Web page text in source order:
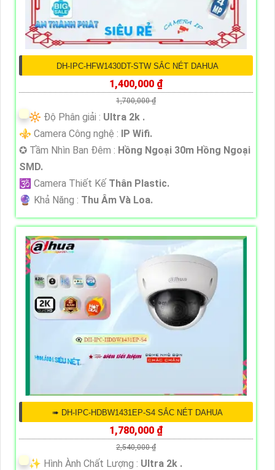
DH-IPC-HFW1430DT-STW SẮC NÉT DAHUA
1,400,000 ₫
1,700,000 ₫
🔆 Độ Phân giải : Ultra 2k .
⚜️ Camera Công nghệ : IP Wifi.
✪ Tầm Nhìn Ban Đêm : Hồng Ngoại 30m Hồng Ngoại
SMD.
🕉️ Camera Thiết Kế Thân Plastic.
️🔮 Khả Năng : Thu Âm Và Loa.
➠ DH-IPC-HDBW1431EP-S4 SẮC NÉT DAHUA
1,780,000 ₫
2,540,000 ₫
✨ Hình Ành Chất Lượng : Ultra 2k .